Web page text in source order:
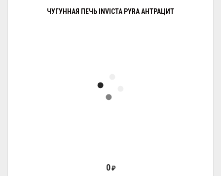
ЧУГУННАЯ ПЕЧЬ INVICTA PYRA АНТРАЦИТ
0₽